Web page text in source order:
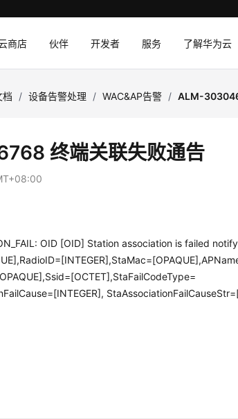
商店 伙伴 开发者 服务 了解华为云
档 / 设备告警处理 / WAC&AP告警 / ALM-
终端关联失败通告
OID [OID] Station association is failed